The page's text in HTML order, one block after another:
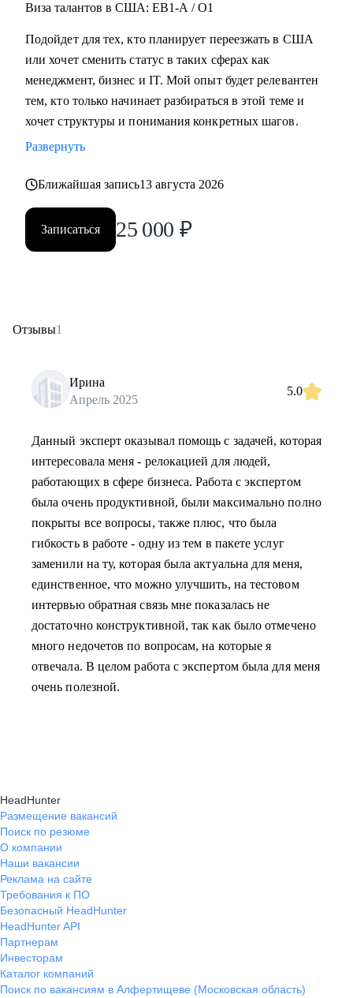
Виза талантов в США: EB1-A / O1
Подойдет для тех, кто планирует переезжать в США
или хочет сменить статус в таких сферах как
менеджмент, бизнес и IT. Мой опыт будет релевантен
тем, кто только начинает разбираться в этой теме и
хочет структуры и понимания конкретных шагов.
Развернуть
Ближайшая запись13 августа 2026
Записаться 25 000 ₽
Отзывы1
Ирина
Апрель 2025
5.0
Данный эксперт оказывал помощь с задачей, которая
интересовала меня - релокацией для людей,
работающих в сфере бизнеса. Работа с экспертом
была очень продуктивной, были максимально полно
покрыты все вопросы, также плюс, что была
гибкость в работе - одну из тем в пакете услуг
заменили на ту, которая была актуальна для меня,
единственное, что можно улучшить, на тестовом
интервью обратная связь мне показалась не
достаточно конструктивной, так как было отмечено
много недочетов по вопросам, на которые я
отвечала. В целом работа с экспертом была для меня
очень полезной.
HeadHunter
Размещение вакансий
Поиск по резюме
О компании
Наши вакансии
Реклама на сайте
Требования к ПО
Безопасный HeadHunter
HeadHunter API
Партнерам
Инвесторам
Каталог компаний
Поиск по вакансиям в Алфертищеве (Московская область)